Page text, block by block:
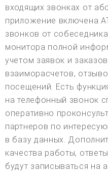
входящих звонках от
приложение включена
звонков от
монитора полной
учетом заявок и
взаиморасчетов,
посещений. Есть
на телефонный звонок
оперативно
партнеров по
в базу данных.
качества работы,
будут записываться на